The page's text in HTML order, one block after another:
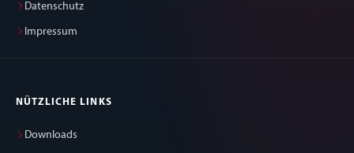
Datenschutz
Impressum
NÜTZLICHE LINKS
Downloads